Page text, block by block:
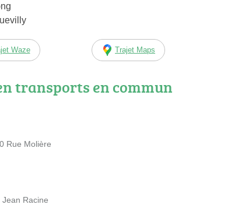
Waze Trajet Maps
transports en commun
Rue Molière
Racine